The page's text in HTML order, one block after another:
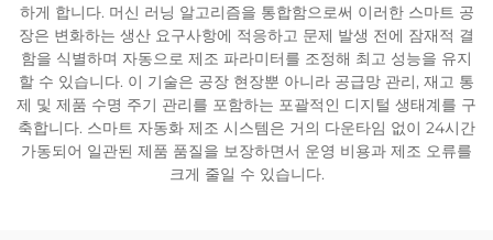
하게 합니다. 머신 러닝 알고리즘을 통합함으로써 이러한 스마트 공
장은 변화하는 생산 요구사항에 적응하고 문제 발생 전에 잠재적 결
함을 식별하며 자동으로 제조 파라미터를 조정해 최고 성능을 유지
할 수 있습니다. 이 기술은 공장 현장뿐 아니라 공급망 관리, 재고 통
제 및 제품 수명 주기 관리를 포함하는 포괄적인 디지털 생태계를 구
축합니다. 스마트 자동화 제조 시스템은 거의 다운타임 없이 24시간
가동되어 일관된 제품 품질을 보장하면서 운영 비용과 제조 오류를
크게 줄일 수 있습니다.